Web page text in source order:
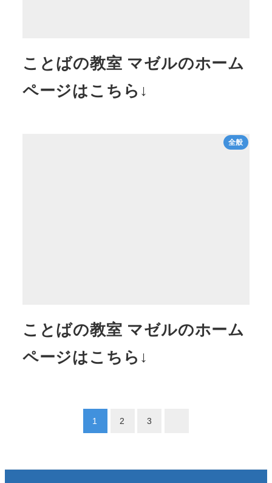
ことばの教室 マゼルのホーム
ページはこちら↓
全般
ことばの教室 マゼルのホーム
ページはこちら↓
投
の
1 2 3